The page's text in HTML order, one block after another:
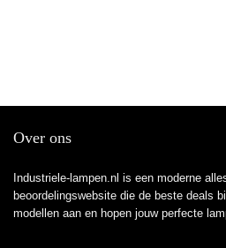
Over ons
Industriele-lampen.nl is een moderne
beoordelingswebsite die de beste deals
modellen aan en hopen jouw perfecte